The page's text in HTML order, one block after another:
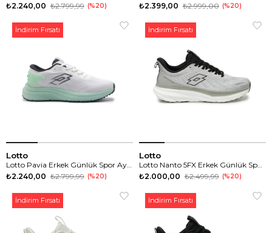
₺2.240,00 ₺2.799,99 %20
₺2.399,00 ₺2.999,00 %20
Lotto
Lotto Pavia Erkek Günlük Spor Ayakkabı
₺2.240,00 ₺2.799,99 %20
İndirim Fırsatı
Lotto
Lotto Nanto 5FX Erkek Günlük Spor Ayakkabı
₺2.000,00 ₺2.499,99 %20
İndirim Fırsatı
İndirim Fırsatı İndirim Fırsatı